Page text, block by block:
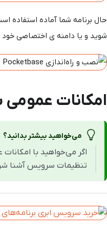
حال برنامه شما آماده استفاده
شوید و یا دامنه ی اختصاصی خود
امکانات
می‌خواهید بیشتر بدانید؟
اگر می‌خواهید با
تنظیمات سرویس آشنا